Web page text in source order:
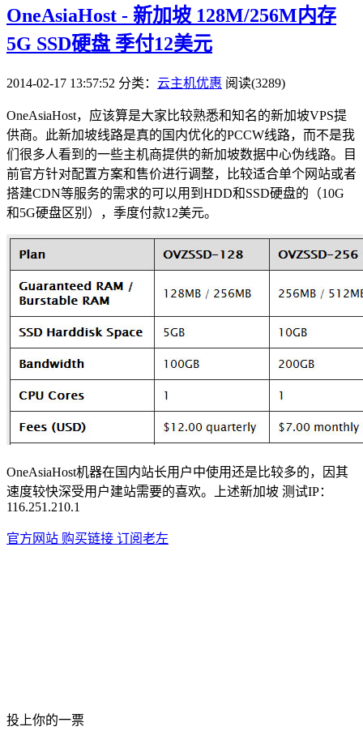
OneAsiaHost - 新加坡 128M/256M内存
5G SSD硬盘 季付12美元
2014-02-17 13:57:52 分类： 云主机优惠 阅读(3289)
OneAsiaHost，应该算是大家比较熟悉和知名的新加坡VPS提
供商。此新加坡线路是真的国内优化的PCCW线路，而不是我
们很多人看到的一些主机商提供的新加坡数据中心伪线路。目
前官方针对配置方案和售价进行调整，比较适合单个网站或者
搭建CDN等服务的需求的可以用到HDD和SSD硬盘的（10G
和5G硬盘区别），季度付款12美元。
OneAsiaHost机器在国内站长用户中使用还是比较多的，因其
速度较快深受用户建站需要的喜欢。上述新加坡 测试IP：
116.251.210.1
官方网站 购买链接 订阅老左
投上你的一票